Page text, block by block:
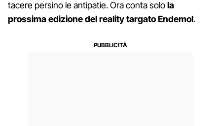
tacere persino le antipatie. Ora conta solola
prossima edizione del reality targato Endemol.